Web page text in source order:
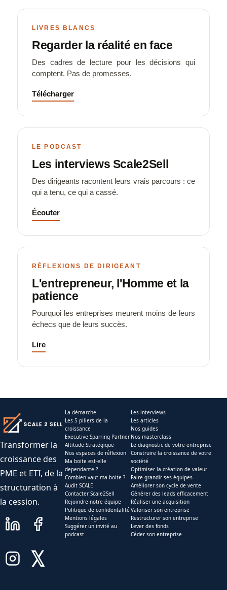
LIVRES BLANCS
Regarder la réalité en face
Des cadres de lecture pour les décisions qui
comptent. Pas de promesses.
Télécharger
LE PODCAST
Les interviews Scale2Sell
Des dirigeants racontent leurs vrais parcours : ce
qui a tenu, ce qui a cassé.
Écouter
RÉFLEXIONS DE DIRIGEANT
L'entrepreneur, l'Homme et la
patience
Pourquoi les entreprises meurent moins de leurs
échecs que de leurs succès.
Lire
Transformer la
croissance des
PME et ETI, de la
structuration à
la cession.
La démarche
Les 5 piliers de la
croissance
Executive Sparring Partner
Altitude Stratégique
Nos espaces de réflexion
Ma boite est-elle
dependante ?
Combien vaut ma boite ?
Audit SCALE
Contacter Scale2Sell
Rejoindre notre équipe
Politique de confidentalité
Mentions légales
Suggérer un invité au
podcast
Les interviews
Les articles
Nos guides
Nos masterclass
Le diagnostic de votre entreprise
Construire la croissance de votre
société
Optimiser la création de valeur
Faire grandir ses équipes
Améliorer son cycle de vente
Générer des leads efficacement
Réaliser une acquisition
Valoriser son entreprise
Restructurer son entreprise
Lever des fonds
Céder son entreprise